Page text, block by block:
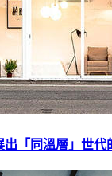
「同溫層」世